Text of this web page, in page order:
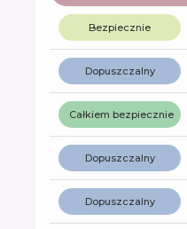
Bezpiecznie
Dopuszczalny
Całkiem bezpiecznie
Dopuszczalny
Dopuszczalny